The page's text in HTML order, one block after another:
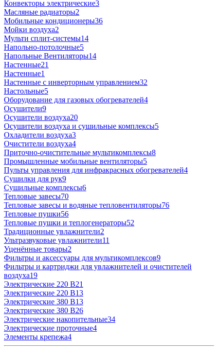
Конвекторы электрические3
Масляные радиаторы2
Мобильные кондиционеры36
Мойки воздуха2
Мульти сплит-системы14
Напольно-потолочные5
Напольные Вентиляторы14
Настенные21
Настенные1
Настенные с инверторным управлением32
Настольные5
Оборудование для газовых обогревателей4
Осушители9
Осушители воздуха20
Осушители воздуха и сушильные комплексы5
Охладители воздуха3
Очистители воздуха4
Приточно-очистительные мультикомплексы8
Промышленные мобильные вентиляторы5
Пульты управления для инфракрасных обогревателей4
Сушилки для рук9
Сушильные комплексы6
Тепловые завесы70
Тепловые завесы и водяные тепловентиляторы76
Тепловые пушки56
Тепловые пушки и теплогенераторы52
Традиционные увлажнители2
Ультразвуковые увлажнители11
Уценённые товары2
Фильтры и аксессуары для мультикомплексов9
Фильтры и картриджи для увлажнителей и очистителей
воздуха19
Электрические 220 В21
Электрические 220 В13
Электрические 380 В13
Электрические 380 В26
Электрические накопительные34
Электрические проточные4
Элементы крепежа4